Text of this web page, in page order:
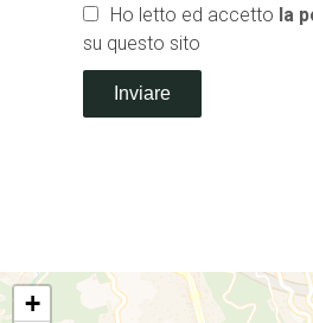
Ho letto ed accetto la
su questo sito
Inviare
+